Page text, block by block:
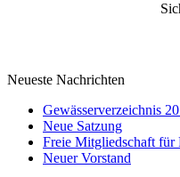
Neueste Nachrichten
Gewässerverzeichnis
Neue Satzung
Freie Mitgliedschaft für
Neuer Vorstand